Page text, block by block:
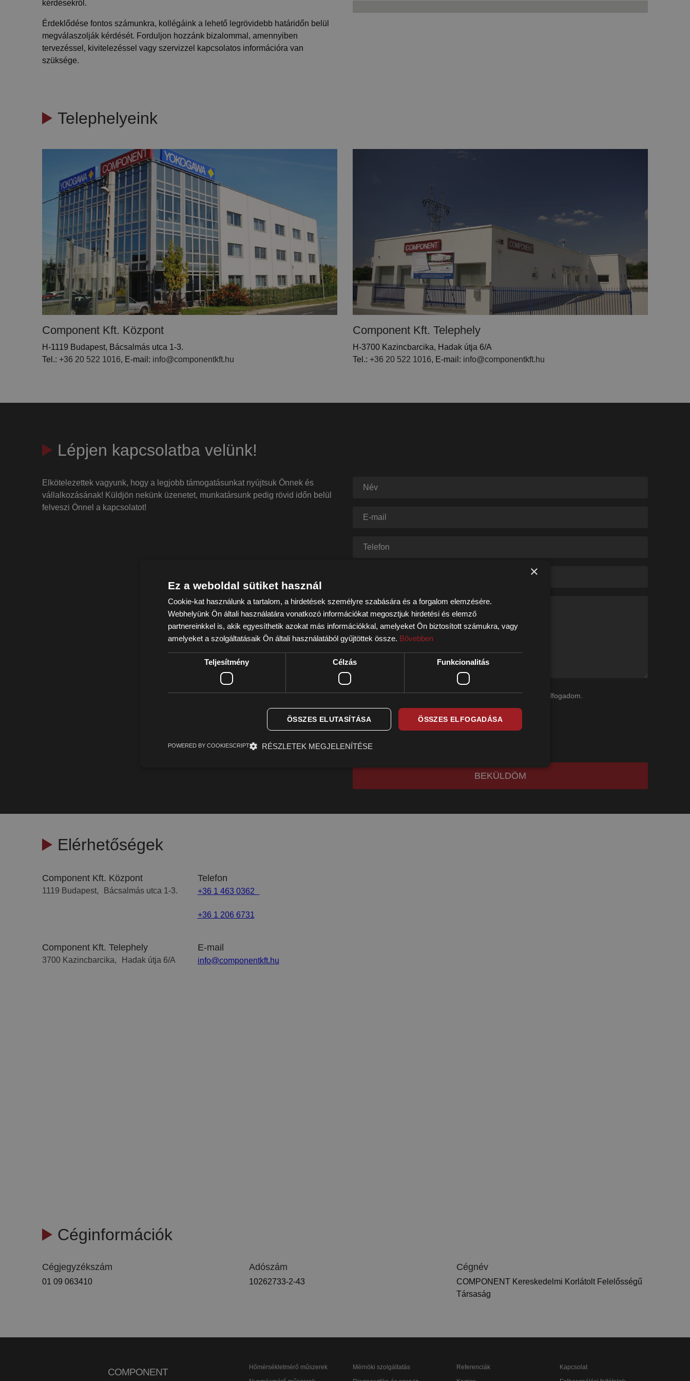
kérdésekről.
Érdeklődése fontos számunkra, kollégáink a lehető legrövidebb határidőn belül
megválaszolják kérdését. Forduljon hozzánk bizalommal, amennyiben
tervezéssel, kivitelezéssel vagy szervizzel kapcsolatos információra van
szüksége.
Telephelyeink
Component Kft. Központ
H-1119 Budapest, Bácsalmás utca 1-3.
Tel.: +36 20 522 1016, E-mail: info@componentkft.hu
Component Kft. Telephely
H-3700 Kazincbarcika, Hadak útja 6/A
Tel.: +36 20 522 1016, E-mail: info@componentkft.hu
Lépjen kapcsolatba velünk!
Elkötelezettek vagyunk, hogy a legjobb támogatásunkat nyújtsuk Önnek és
vállalkozásának! Küldjön nekünk üzenetet, munkatársunk pedig rövid időn belül
felveszi Önnel a kapcsolatot!
AzAdatvédelmi tájékoztatótés a szerződési feltételeket elfogadom.
FÁJL CSATOLÁSA
Max. 10 MB csatolmány tölthető fel
Elérhetőségek
Component Kft. Központ
1119 Budapest, Bácsalmás utca 1-3.
Telefon
+36 1 463 0362
+36 1 206 6731
Component Kft. Telephely
3700 Kazincbarcika, Hadak útja 6/A
E-mail
info@componentkft.hu
Céginformációk
Cégjegyzékszám
01 09 063410
Adószám
10262733-2-43
Cégnév
COMPONENT Kereskedelmi Korlátolt Felelősségű
Társaság
COMPONENT
Hőmérsékletmérő műszerek
Mérnöki szolgáltatás
Referenciák
Kapcsolat
×
Ez a weboldal sütiket használ
Cookie-kat használunk a tartalom, a hirdetések személyre szabására és a forgalom elemzésére.
Webhelyünk Ön általi használatára vonatkozó információkat megosztjuk hirdetési és elemző
partnereinkkel is, akik egyesíthetik azokat más információkkal, amelyeket Ön biztosított számukra, vagy
amelyeket a szolgáltatásaik Ön általi használatából gyűjtöttek össze. Bővebben
Teljesítmény Célzás Funkcionalitás
ÖSSZES ELFOGADÁSA
ÖSSZES ELUTASÍTÁSA
RÉSZLETEK MEGJELENÍTÉSE
POWERED BY COOKIESCRIPT